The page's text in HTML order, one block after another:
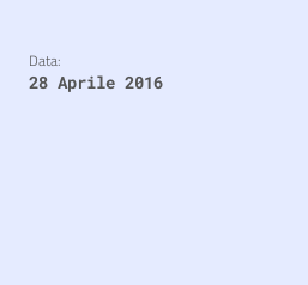
Data:
28 Aprile 2016